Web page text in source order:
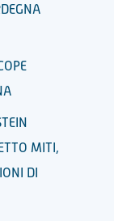
MITI,
DI